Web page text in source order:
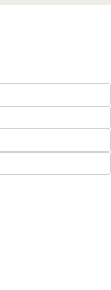
abril de 2016 solicitamos su